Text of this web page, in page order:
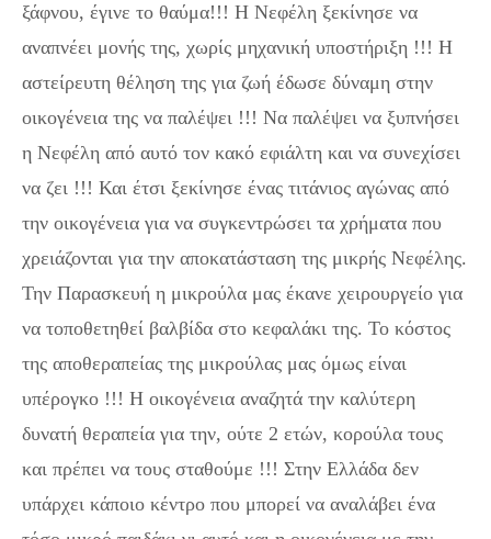
ξάφνου, έγινε το θαύμα!!! Η Νεφέλη ξεκίνησε να
αναπνέει μονής της, χωρίς μηχανική υποστήριξη !!! Η
αστείρευτη θέληση της για ζωή έδωσε δύναμη στην
οικογένεια της να παλέψει !!! Να παλέψει να ξυπνήσει
η Νεφέλη από αυτό τον κακό εφιάλτη και να συνεχίσει
να ζει !!! Και έτσι ξεκίνησε ένας τιτάνιος αγώνας από
την οικογένεια για να συγκεντρώσει τα χρήματα που
χρειάζονται για την αποκατάσταση της μικρής Νεφέλης.
Την Παρασκευή η μικρούλα μας έκανε χειρουργείο για
να τοποθετηθεί βαλβίδα στο κεφαλάκι της. Το κόστος
της αποθεραπείας της μικρούλας μας όμως είναι
υπέρογκο !!! Η οικογένεια αναζητά την καλύτερη
δυνατή θεραπεία για την, ούτε 2 ετών, κορούλα τους
και πρέπει να τους σταθούμε !!! Στην Ελλάδα δεν
υπάρχει κάποιο κέντρο που μπορεί να αναλάβει ένα